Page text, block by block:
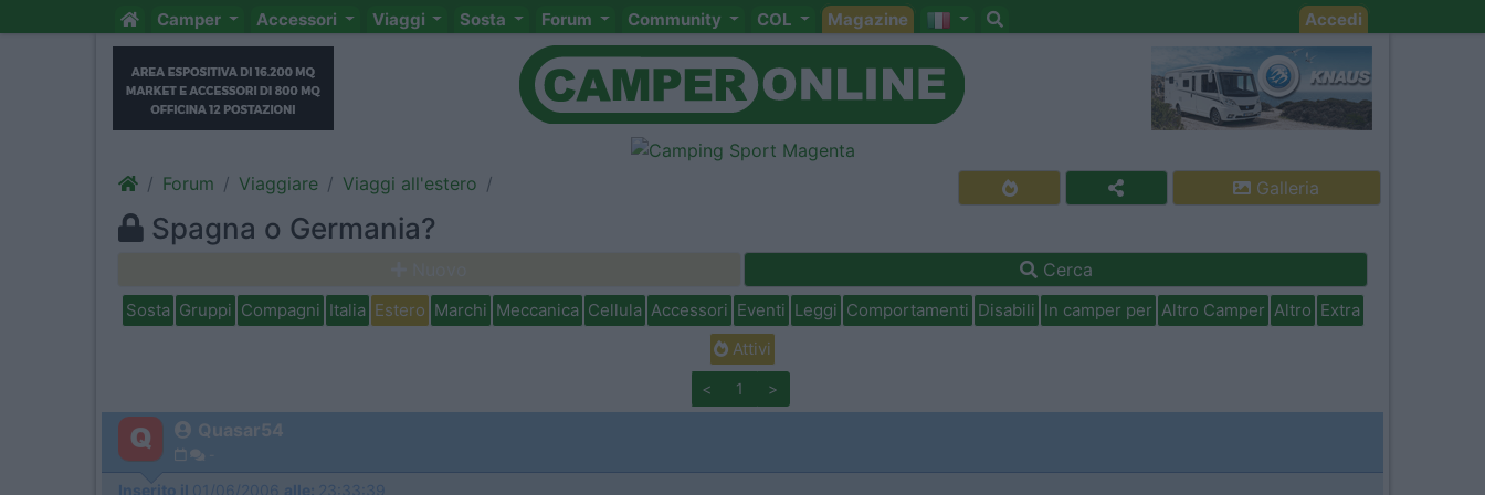
Camper Accessori Viaggi Sosta Forum Community COL Magazine Accedi
Forum Viaggiare Viaggi all'estero Galleria
Spagna o Germania?
Cerca
Sosta Gruppi Compagni Italia Estero Marchi Meccanica Cellula Accessori Eventi Leggi Comportamenti Disabili In camper per Altro Camper Altro Extra
Attivi
< 1 >
Quasar54
Inserito il 01/06/2006 alle: 23:33:39